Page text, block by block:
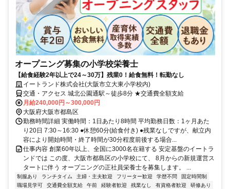
オープニング募集の小学校栄養士
【給食経験2年以上で24～30万】残業0！給食無料！転勤なし
イートランド株式会社(大阪市立大東小学校内)
交通・アクセス 城北公園通駅～徒歩8分 ★交通費全額支給
月給240,000円～300,000円
大阪府大阪市都島区
勤務時間詳細 実働時間：1日あたり8時間 平均勤務日数：1ヶ月あた
り20日 7:30～16:30 ●休憩60分(給食付き) ●残業なしですが、献立内
容により開始時間・終了時間が30分程度前後する場合...
仕事内容 創業60年以上、全国に3000名在籍する 安定基盤のイートラ
ンドでは この度、大阪市都島区の小学校にて、 8月からの新規運営ス
タートに伴う オープニングの正社員栄養士を募集します。 ...
制服あり ランチタイム 主婦・主夫歓迎 フリーター歓迎 学歴不問
固定時間制
職場見学可
交通費全額支給 午前 経験者歓迎 残業なし 有資格者歓迎
研修あり